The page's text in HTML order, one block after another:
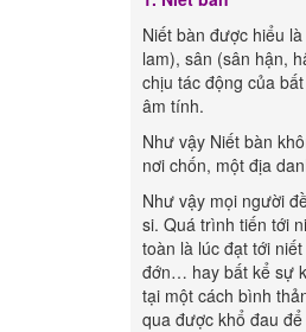
Niết bàn được hiểu
lam), sân (sân hận,
chịu tác động của
âm tính.
Như vậy Niết bàn
nơi chốn, một địa
Như vậy mọi người
si. Quá trình tiến tới
toàn là lúc đạt tới
đớn… hay bất kể sự
tại một cách bình
qua được khổ đau